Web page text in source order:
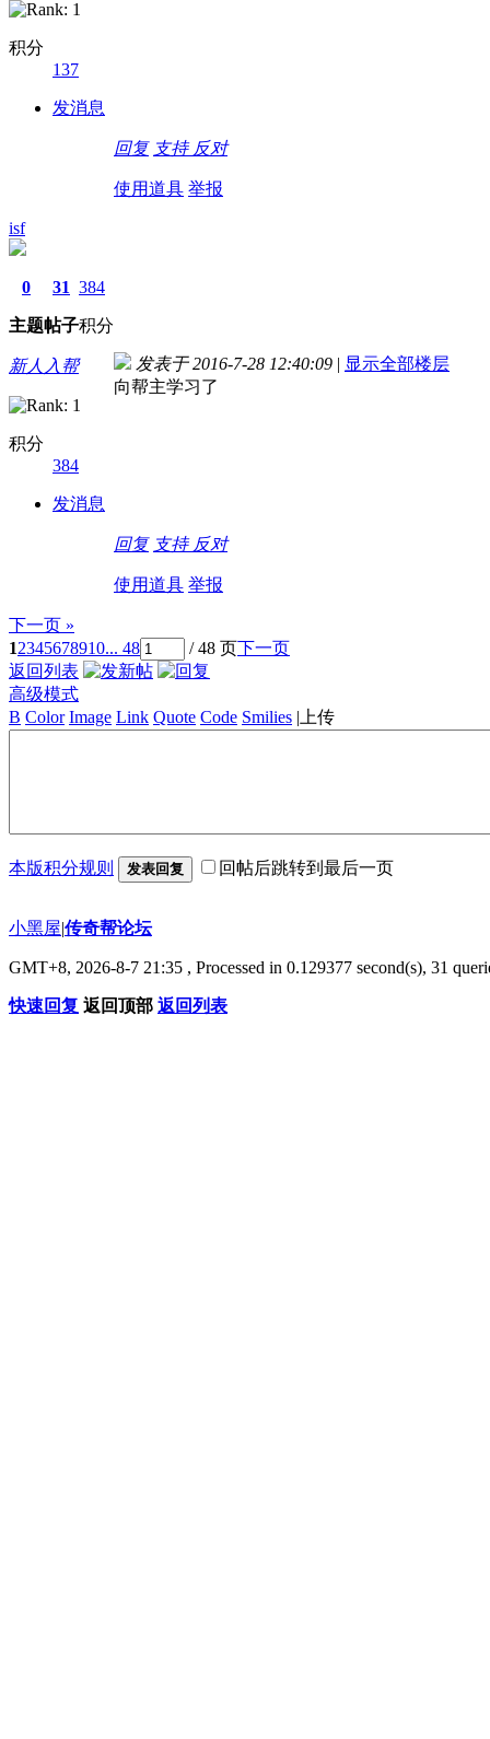
积分
137
发消息
回复 支持 反对
使用道具 举报
isf
0
主题
31
帖子
384
积分
新人入帮
积分
384
发消息
发表于 2016-7-28 12:40:09 | 显示全部楼层
向帮主学习了
回复 支持 反对
使用道具 举报
下一页 »
12345678910... 48 / 48 页下一页
返回列表
高级模式
B Color Image Link Quote Code Smilies | 上传
本版积分规则 发表回复 回帖后跳转到最后一页
小黑屋|传奇帮论坛
GMT+8, 2026-8-7 21:35 , Processed in 0.129377 second(s), 31
快速回复 返回顶部 返回列表